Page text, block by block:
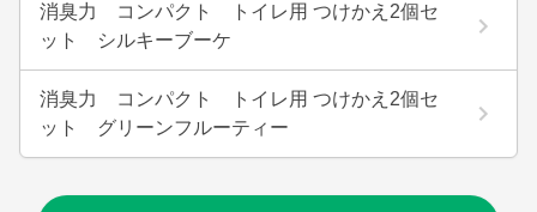
消臭力 コンパクト トイレ用 つけかえ2個セ
ット シルキーブーケ
消臭力 コンパクト トイレ用 つけかえ2個セ
ット グリーンフルーティー